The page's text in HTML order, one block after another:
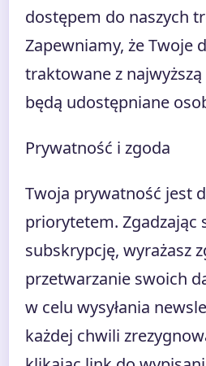
dostępem do naszych
Zapewniamy, że Twoje
traktowane z
będą udostępniane
Prywatność i zgoda
Twoja prywatność jest
priorytetem. Zgadzając
subskrypcję, wyrażasz
przetwarzanie swoich
w celu wysyłania
każdej chwili